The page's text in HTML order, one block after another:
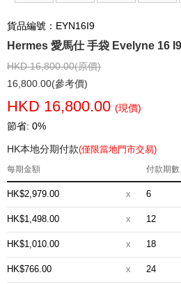
貨品編號：EYN16I9
Hermes 愛馬仕 手袋 Evelyne 16
HKD 16,800.00(原價)
16,800.00(參考價)
HKD 16,800.00 (現價)
節省: 0%
HK本地分期付款(僅限當地門市交易)
每期金額 付款期數
HK$2,979.00 x 6
HK$1,498.00 x 12
HK$1,010.00 x 18
HK$766.00 x 24